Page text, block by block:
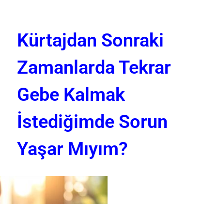
Kürtajdan Sonraki
Zamanlarda Tekrar
Gebe Kalmak
İstediğimde Sorun
Yaşar Mıyım?